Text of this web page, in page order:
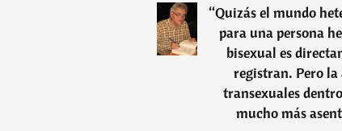
“Quizás el mundo
para una persona
bisexual es
registran. Pero la
transexuales
mucho más